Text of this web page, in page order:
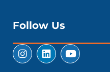
Follow Us